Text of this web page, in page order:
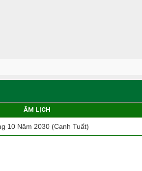
ÂM LỊCH
10 Năm 2030 (Canh Tuất)